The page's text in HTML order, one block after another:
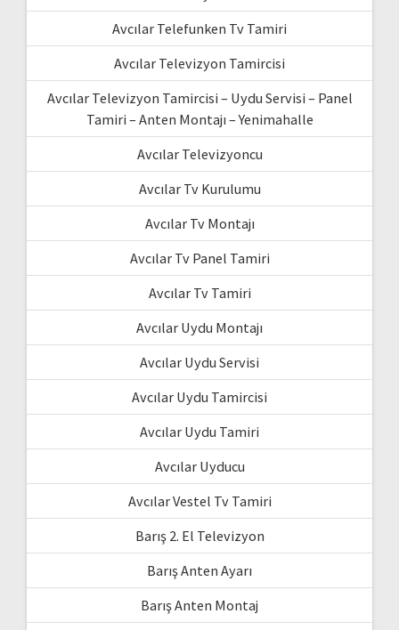
Avcılar Telefunken Tv Tamiri
Avcılar Televizyon Tamircisi
Avcılar Televizyon Tamircisi – Uydu Servisi – Panel
Tamiri – Anten Montajı – Yenimahalle
Avcılar Televizyoncu
Avcılar Tv Kurulumu
Avcılar Tv Montajı
Avcılar Tv Panel Tamiri
Avcılar Tv Tamiri
Avcılar Uydu Montajı
Avcılar Uydu Servisi
Avcılar Uydu Tamircisi
Avcılar Uydu Tamiri
Avcılar Uyducu
Avcılar Vestel Tv Tamiri
Barış 2. El Televizyon
Barış Anten Ayarı
Barış Anten Montaj